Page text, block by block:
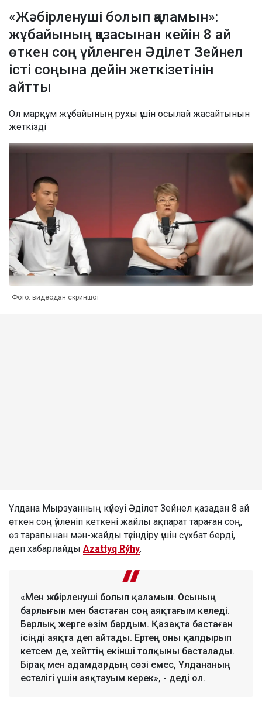
«Жәбірленуші болып қаламын»:
жұбайының қазасынан кейін 8 ай
өткен соң үйленген Әділет Зейнел
істі соңына дейін жеткізетінін
айтты
Ол марқұм жұбайының рухы үшін осылай жасайтынын
жеткізді
Фото: видеодан скриншот
Ұлдана Мырзуанның күйеуі Әділет Зейнел қазадан 8 ай
өткен соң үйленіп кеткені жайлы ақпарат тараған соң,
өз тарапынан мән-жайды түсіндіру үшін сұхбат берді,
деп хабарлайды Azattyq Rýhy.
«Мен жәбірленуші болып қаламын. Осының
барлығын мен бастаған соң аяқтағым келеді.
Барлық жерге өзім бардым. Қазақта бастаған
ісіңді аяқта деп айтады. Ертең оны қалдырып
кетсем де, хейттің екінші толқыны басталады.
Бірақ мен адамдардың сөзі емес, Ұлдананың
естелігі үшін аяқтауым керек», - деді ол.